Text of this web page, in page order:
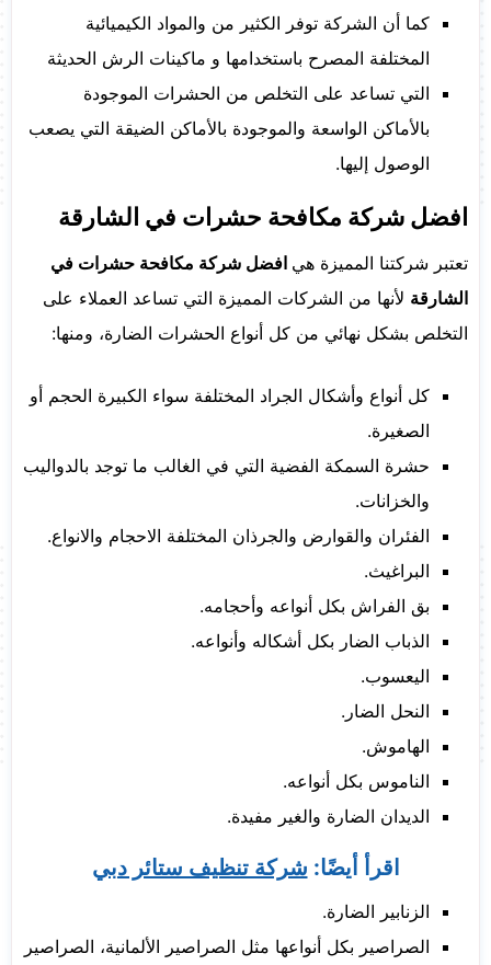
كما أن الشركة توفر الكثير من والمواد الكيميائية
المختلفة المصرح باستخدامها و ماكينات الرش الحديثة
التي تساعد على التخلص من الحشرات الموجودة
بالأماكن الواسعة والموجودة بالأماكن الضيقة التي يصعب
الوصول إليها.
افضل شركة مكافحة حشرات في الشارقة
تعتبر شركتنا المميزة هي افضل شركة مكافحة حشرات في
الشارقة لأنها من الشركات المميزة التي تساعد العملاء على
التخلص بشكل نهائي من كل أنواع الحشرات الضارة، ومنها:
كل أنواع وأشكال الجراد المختلفة سواء الكبيرة الحجم أو
الصغيرة.
حشرة السمكة الفضية التي في الغالب ما توجد بالدواليب
والخزانات.
الفئران والقوارض والجرذان المختلفة الاحجام والانواع.
البراغيث.
بق الفراش بكل أنواعه وأحجامه.
الذباب الضار بكل أشكاله وأنواعه.
اليعسوب.
النحل الضار.
الهاموش.
الناموس بكل أنواعه.
الديدان الضارة والغير مفيدة.
اقرأ أيضًا: شركة تنظيف ستائر دبي
الزنابير الضارة.
الصراصير بكل أنواعها مثل الصراصير الألمانية، الصراصير